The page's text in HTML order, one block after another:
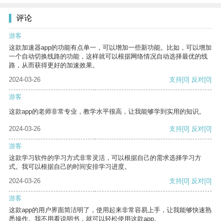
评论
游客
这款加速器app的功能有点单一，可以增加一些新功能。比如，可以增加
一个自动切换线路的功能，这样就可以根据网络情况自动选择最优的线
路，从而获得更好的加速效果。
2024-03-26
支持[0] 反对[0]
游客
这款app的老师非常专业，教学水平很高，让我能够学到实用的知识。
2024-03-26 支持[0] 反对[0]
游客
这款学习软件的学习方式非常灵活，可以根据自己的需求选择学习方
式。我可以根据自己的时间安排学习进度。
2024-03-26
支持[0] 反对[0]
游客
这款app的用户界面简洁明了，使用起来非常容易上手，让我能够快速熟
悉操作。我不用看说明书，就可以轻松使用这款app。